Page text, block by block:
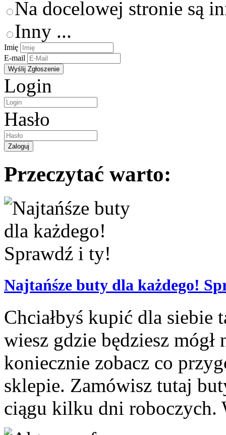
Na docelowej stronie są
Inny ...
Imię
E-mail
Login
Hasło
Przeczytać warto:
Najtańśze buty dla każdego!
Chciałbyś kupić dla siebie
wiesz gdzie będziesz
koniecznie zobacz co
sklepie. Zamówisz tutaj
ciągu kilku dni roboczych.